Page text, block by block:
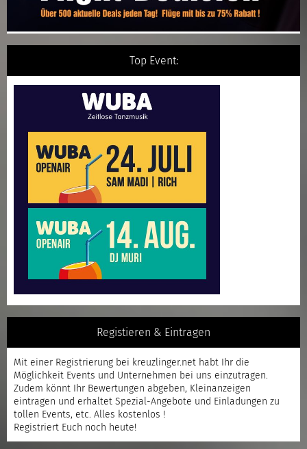
Top Event:
Registieren & Eintragen
Mit einer Registrierung bei kreuzlinger.net habt Ihr die
Möglichkeit Events und Unternehmen bei uns einzutragen.
Zudem könnt Ihr Bewertungen abgeben, Kleinanzeigen
eintragen und erhaltet Spezial-Angebote und Einladungen zu
tollen Events, etc. Alles kostenlos !
Registriert Euch noch heute!